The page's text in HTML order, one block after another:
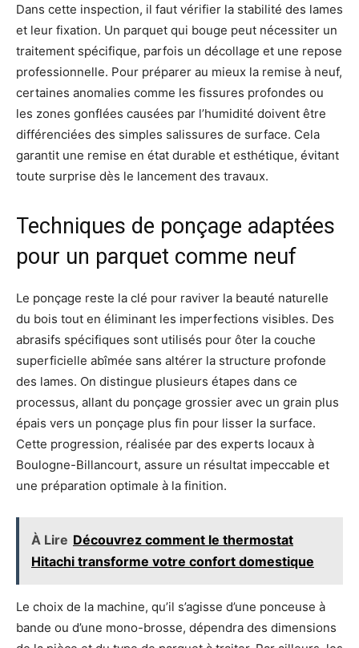
Dans cette inspection, il faut vérifier la stabilité des lames
et leur fixation. Un parquet qui bouge peut nécessiter un
traitement spécifique, parfois un décollage et une repose
professionnelle. Pour préparer au mieux la remise à neuf,
certaines anomalies comme les fissures profondes ou
les zones gonflées causées par l’humidité doivent être
différenciées des simples salissures de surface. Cela
garantit une remise en état durable et esthétique, évitant
toute surprise dès le lancement des travaux.
Techniques de ponçage adaptées
pour un parquet comme neuf
Le ponçage reste la clé pour raviver la beauté naturelle
du bois tout en éliminant les imperfections visibles. Des
abrasifs spécifiques sont utilisés pour ôter la couche
superficielle abîmée sans altérer la structure profonde
des lames. On distingue plusieurs étapes dans ce
processus, allant du ponçage grossier avec un grain plus
épais vers un ponçage plus fin pour lisser la surface.
Cette progression, réalisée par des experts locaux à
Boulogne-Billancourt, assure un résultat impeccable et
une préparation optimale à la finition.
À Lire Découvrez comment le thermostat
Hitachi transforme votre confort domestique
Le choix de la machine, qu’il s’agisse d’une ponceuse à
bande ou d’une mono-brosse, dépendra des dimensions